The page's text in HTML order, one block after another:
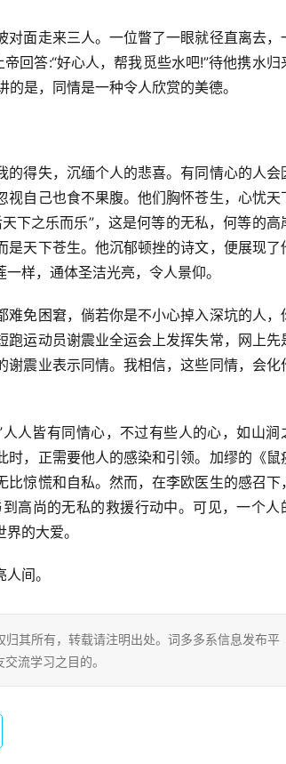
面走来三人。一位瞥了一眼就径直离去，
回答:“好心人，帮我觅些水吧!”待他携水归
是，同情是一种令人欣赏的美德。
得失，沉缅个人的悲喜。有同情心的人会
自己也食不果腹。他们胸怀苍生，心忧天
下之乐而乐”，这是何等的无私，何等的高
天下苍生。他沉郁顿挫的诗文，便展现了
样，通体圣洁光亮，令人景仰。
免困窘，倘若你是不小心掉入深坑的人，
运动员谢震业全运会上发挥失常，网上先
震业表示同情。我相信，这些同情，会化
人皆有同情心，不过有些人的心，如山涧
，正需要他人的感染和引领。加缪的《鼠
惊慌和自私。然而，在李欧医生的感召下
高尚的无私的救援行动中。可见，一个人
的大爱。
间。
其所有，转载请注明出处。词多多系信息发布平
流学习之目的。